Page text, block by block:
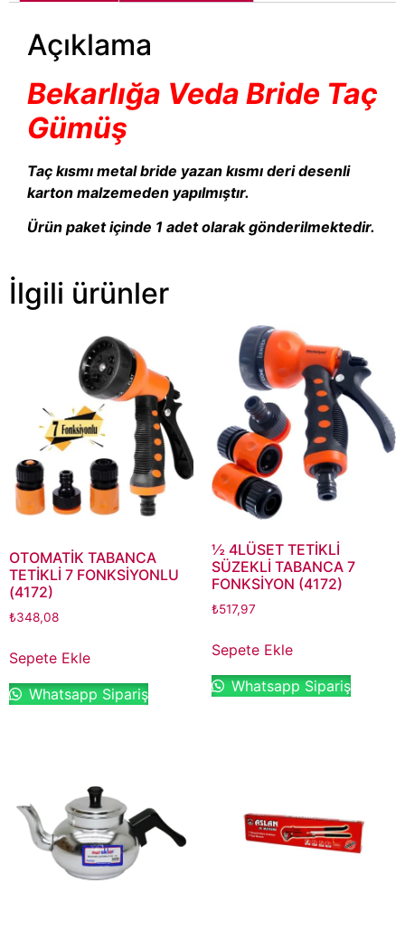
Açıklama
Bekarlığa Veda Bride Taç
Gümüş
Taç kısmı metal bride yazan kısmı deri desenli
karton malzemeden yapılmıştır.
Ürün paket içinde 1 adet olarak gönderilmektedir.
İlgili ürünler
OTOMATİK TABANCA
TETİKLİ 7 FONKSİYONLU
(4172)
₺348,08
Sepete Ekle
Whatsapp Sipariş
½ 4LÜSET TETİKLİ
SÜZEKLİ TABANCA 7
FONKSİYON (4172)
₺517,97
Sepete Ekle
Whatsapp Sipariş